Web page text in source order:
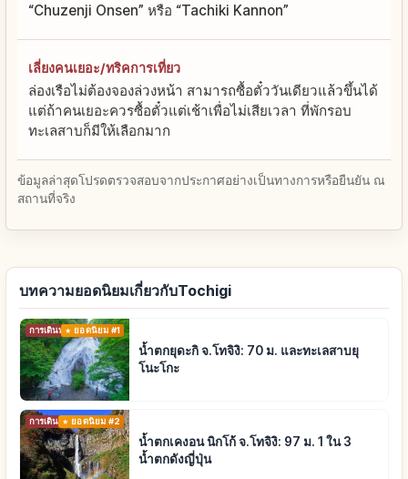
“Chuzenji Onsen” หรือ “Tachiki Kannon”
เลี่ยงคนเยอะ/ทริคการเที่ยว
ล่องเรือไม่ต้องจองล่วงหน้า สามารถซื้อตั๋ววันเดียวแล้วขึ้นได้
แต่ถ้าคนเยอะควรซื้อตั๋วแต่เช้าเพื่อไม่เสียเวลา ที่พักรอบ
ทะเลสาบก็มีให้เลือกมาก
ข้อมูลล่าสุดโปรดตรวจสอบจากประกาศอย่างเป็นทางการหรือยืนยัน ณ
สถานที่จริง
บทความยอดนิยมเกี่ยวกับTochigi
การเดินทาง ยอดนิยม #1
น้ำตกยุดะกิ จ.โทจิงิ: 70 ม. และทะเลสาบยุ
โนะโกะ
การเดินทางยอดนิยม #2
น้ำตกเคงอน นิกโก้ จ.โทจิงิ: 97 ม. 1 ใน 3
น้ำตกดังญี่ปุ่น